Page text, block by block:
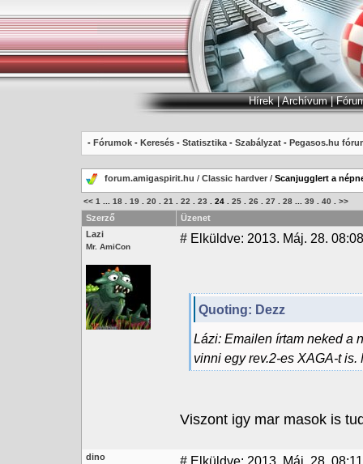
Hírek|Archívum|
- Fórumok - Keresés - Statisztika - Szabályzat - Pegasos.hu
forum.amigaspirit.hu / Classic hardver / Scanjugglert a
<< 1 18 19 20 21 22 23 24 25 26 27 28 39 40 >>
Szerző
Üzenet
Lazi
Mr. AmiCon
# Elküldve: 2013. Máj. 28. 08:08
Quoting: Dezz
Lázi: Emailen írtam neked a
vinni egy rev.2-es XAGA-t
Viszont igy mar masok is
dino # Elküldve: 2013. Máj. 28. 08:11